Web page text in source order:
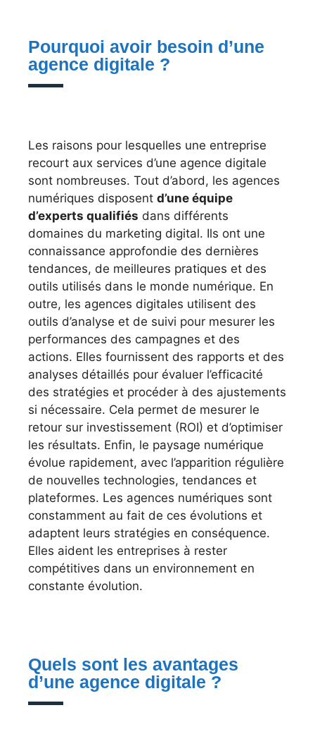
Pourquoi avoir besoin d’une
agence digitale ?
Les raisons pour lesquelles une entreprise
recourt aux services d’une agence digitale
sont nombreuses. Tout d’abord, les agences
numériques disposent d’une équipe
d’experts qualifiés dans différents
domaines du marketing digital. Ils ont une
connaissance approfondie des dernières
tendances, de meilleures pratiques et des
outils utilisés dans le monde numérique. En
outre, les agences digitales utilisent des
outils d’analyse et de suivi pour mesurer les
performances des campagnes et des
actions. Elles fournissent des rapports et des
analyses détaillés pour évaluer l’efficacité
des stratégies et procéder à des ajustements
si nécessaire. Cela permet de mesurer le
retour sur investissement (ROI) et d’optimiser
les résultats. Enfin, le paysage numérique
évolue rapidement, avec l’apparition régulière
de nouvelles technologies, tendances et
plateformes. Les agences numériques sont
constamment au fait de ces évolutions et
adaptent leurs stratégies en conséquence.
Elles aident les entreprises à rester
compétitives dans un environnement en
constante évolution.
Quels sont les avantages
d’une agence digitale ?